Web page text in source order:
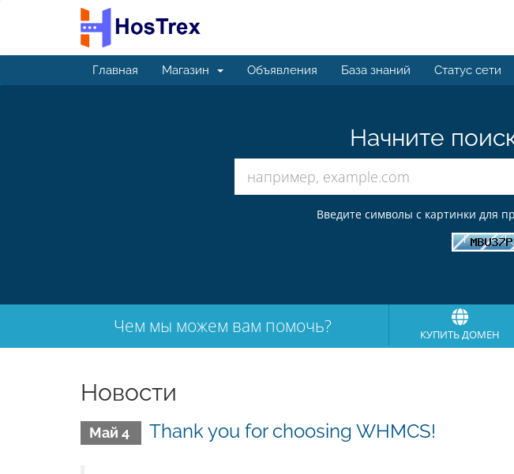
Главная Магазин Объявления База знаний Статус сети
Начните
Введите символы с картинки для
Чем мы можем вам помочь? КУПИТЬ ДОМЕН
Новости
Май 4 Thank you for choosing WHMCS!